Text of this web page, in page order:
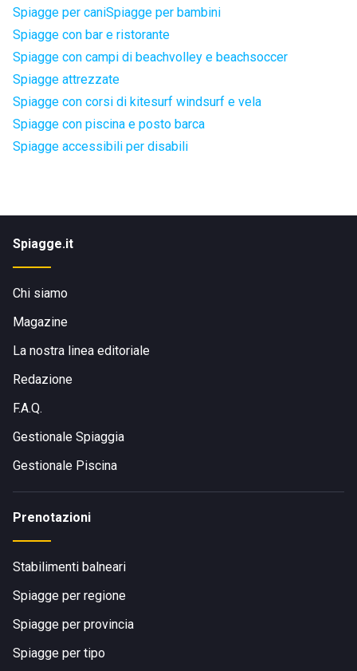
Spiagge per caniSpiagge per bambini
Spiagge con bar e ristorante
Spiagge con campi di beachvolley e beachsoccer
Spiagge attrezzate
Spiagge con corsi di kitesurf windsurf e vela
Spiagge con piscina e posto barca
Spiagge accessibili per disabili
Spiagge.it
Chi siamo
Magazine
La nostra linea editoriale
Redazione
F.A.Q.
Gestionale Spiaggia
Gestionale Piscina
Prenotazioni
Stabilimenti balneari
Spiagge per regione
Spiagge per provincia
Spiagge per tipo